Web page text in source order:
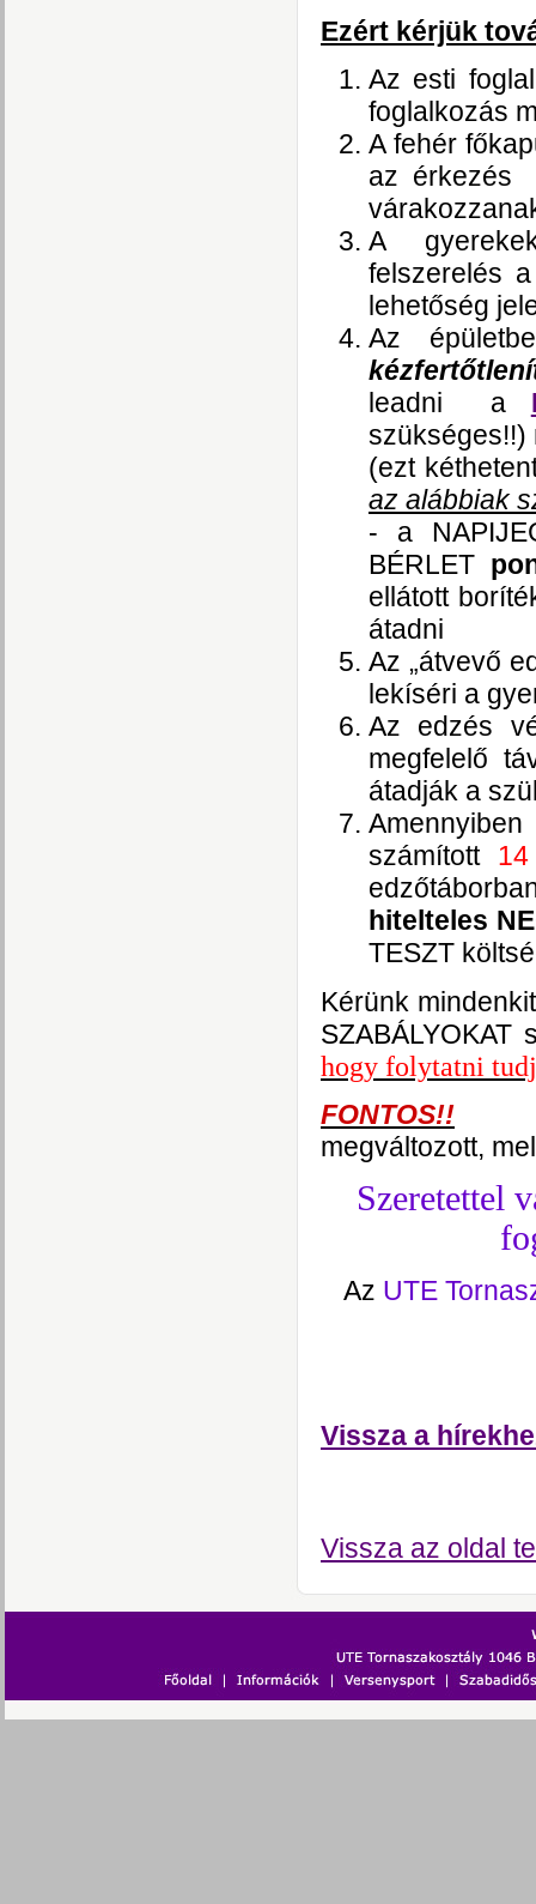
Ezért kérjük
Az esti
foglalkozás
A fehér
az érkezés
A
felszerelés
lehetőség
Az
leadni a
szükséges!!)
(ezt
az alábbiak
- a
BÉRLET
ellátott
átadni
Az „átvevő
lekíséri a
Az edzés
megfelelő
átadják a
számított
hitelteles
TESZT
Kérünk
SZABÁLYOKAT
hogy folytatni
FONTOS!!
megváltozott,
Szeretettel
Az UTE
Vissza a
Vissza az oldal